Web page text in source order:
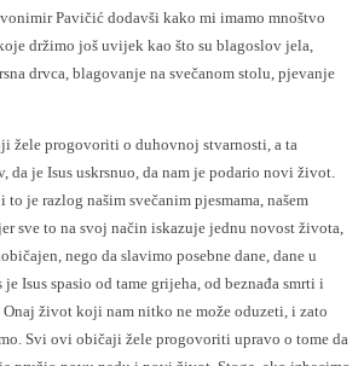
Pavičić dodavši kako mi imamo mnoštvo
držimo još uvijek kao što su blagoslov jela,
drvca, blagovanje na svečanom stolu, pjevanje
žele progovoriti o duhovnoj stvarnosti, a ta
da je Isus uskrsnuo, da nam je podario novi život.
je razlog našim svečanim pjesmama, našem
sve to na svoj način iskazuje jednu novost života,
nego da slavimo posebne dane, dane u
Isus spasio od tame grijeha, od beznađa smrti i
život koji nam nitko ne može oduzeti, i zato
Svi ovi običaji žele progovoriti upravo o tome da